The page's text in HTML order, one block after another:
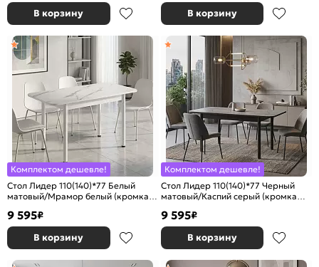
В корзину В корзину
Комплектом дешевле!
Стол Лидер 110(140)*77 Белый
матовый/Мрамор белый (кромка
9 595₽
В корзину
Комплектом дешевле!
Стол Лидер 110(140)*77 Черный
матовый/Каспий серый (кромка
9 595₽
В корзину